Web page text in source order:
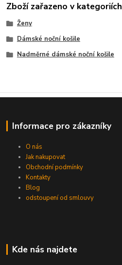
Zboží zařazeno v kategoriích
Ženy
Dámské noční košile
Nadměrné dámské noční košile
Informace pro zákazníky
O nás
Jak nakupovat
Obchodní podmínky
Kontakty
Blog
odstoupení od smlouvy
Kde nás najdete